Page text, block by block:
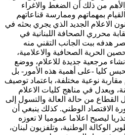
من ذلك أن الضغط والاغراء
بمهماتهم وممارسة قناعاتهم
الاعلام الجديد الذي يجري بحثه في
محرري الصحافة اللبنانية في
هدفه ببت الجانب التقني منه
الحرية الصحافية والاعلامية،
مرجعية جديدة للاعلام، ووضع
كليا -على أهمية هذه الأمور- بل
مقاربة نوعية مختلفة، باعتماد توصيف
ويعدل في مناهج كليات الاعلام
القطاع من حالة العالة والتسول إلى
الاقتصاد الوطني. كذلك ينبغي أن
ليصبح اعلاما عموميا لا تعوزه
الوكالة الوطنية، وتلفزيون لبنان،